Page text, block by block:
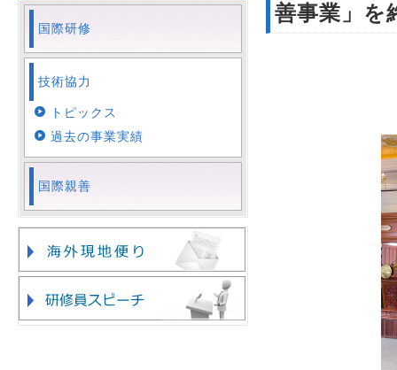
善事業」を
国際研修
技術協力
トピックス
過去の事業実績
国際親善